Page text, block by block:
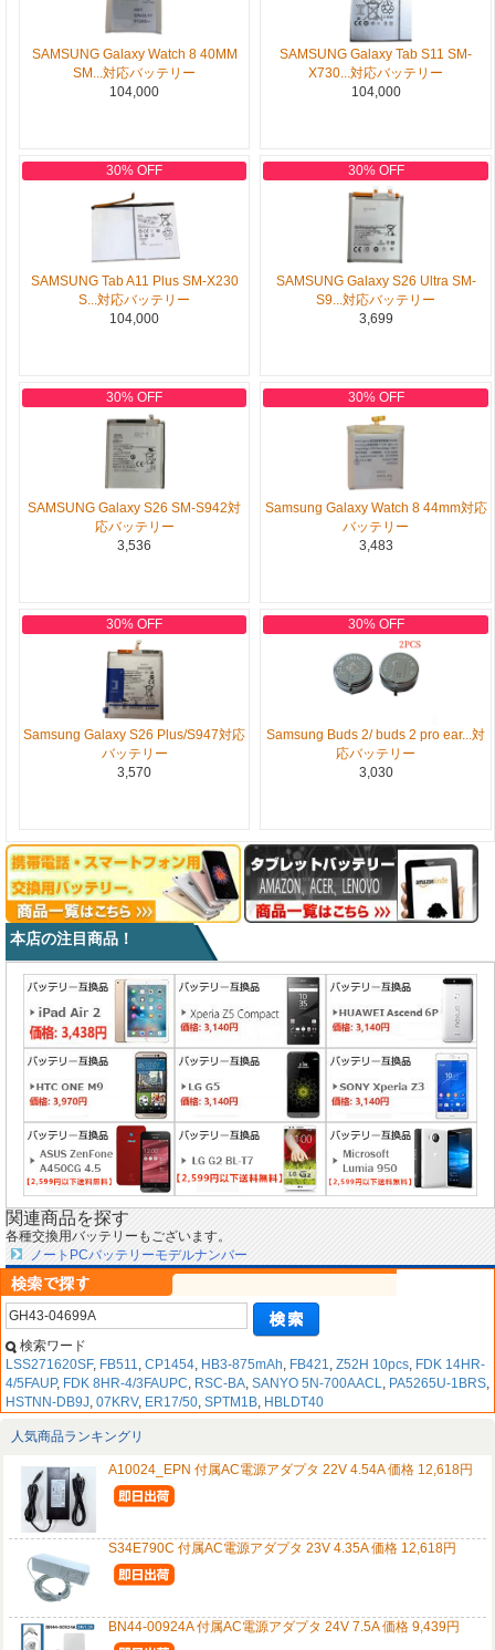
SAMSUNG Galaxy Watch 8 40MM
SM...対応バッテリー
104,000
SAMSUNG Galaxy Tab S11 SM-
X730...対応バッテリー
104,000
30% OFF
SAMSUNG Tab A11 Plus SM-X230
S...対応バッテリー
104,000
30% OFF
SAMSUNG Galaxy S26 Ultra SM-
S9...対応バッテリー
3,699
30% OFF
SAMSUNG Galaxy S26 SM-S942対
応バッテリー
3,536
30% OFF
Samsung Galaxy Watch 8 44mm対応
バッテリー
3,483
30% OFF
Samsung Galaxy S26 Plus/S947対応
バッテリー
3,570
30% OFF
Samsung Buds 2/ buds 2 pro ear...対
応バッテリー
3,030
本店の注目商品！
関連商品を探す
各種交換用バッテリーもございます。
ノートPCバッテリーモデルナンバー
検索ワード
LSS271620SF, FB511, CP1454, HB3-875mAh, FB421, Z52H 10pcs, FDK 14HR-
4/5FAUP, FDK 8HR-4/3FAUPC, RSC-BA, SANYO 5N-700AACL, PA5265U-1BRS,
HSTNN-DB9J, 07KRV, ER17/50, SPTM1B, HBLDT40
人気商品ランキングリ
A10024_EPN 付属AC電源アダプタ 22V 4.54A 価格 12,618円
S34E790C 付属AC電源アダプタ 23V 4.35A 価格 12,618円
BN44-00924A 付属AC電源アダプタ 24V 7.5A 価格 9,439円